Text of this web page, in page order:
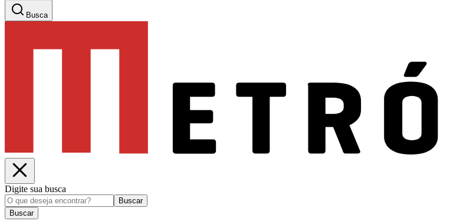
Busca
Digite sua busca
Buscar
Buscar